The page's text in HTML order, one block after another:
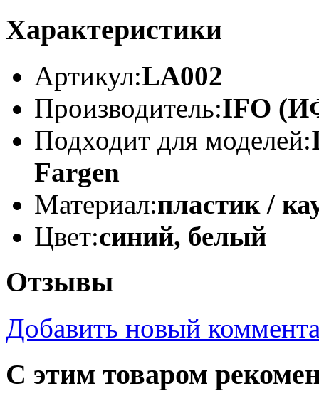
Характеристики
Артикул:LA002
Производитель:IFO
Подходит для моделей:
Fargen
Материал:пластик /
Цвет:синий, белый
Отзывы
Добавить новый
С этим товаром